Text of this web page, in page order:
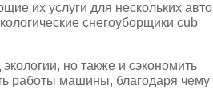
их услуги для нескольких авто
снегоуборщики cub
но также и сэкономить
работы машины, благодаря чему